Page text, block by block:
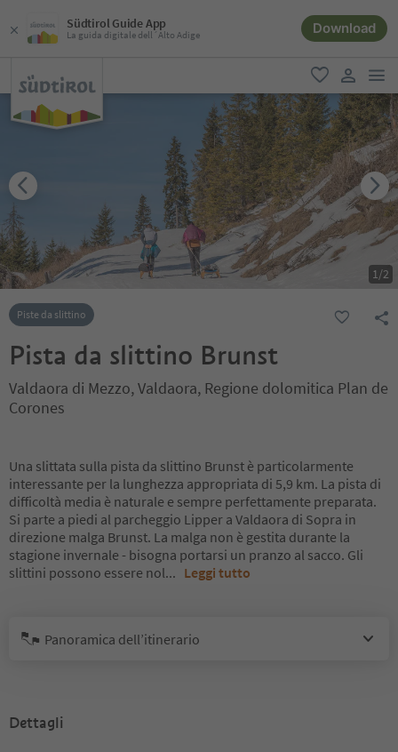
Südtirol Guide App
La guida digitale dell´Alto Adige Download
favoriti
user link
1/2
Piste da slittino
Pista da slittino Brunst
Valdaora di Mezzo, Valdaora, Regione dolomitica Plan de
Corones
Una slittata sulla pista da slittino Brunst è particolarmente
interessante per la lunghezza appropriata di 5,9 km. La pista di
difficoltà media è naturale e sempre perfettamente preparata.
Si parte a piedi al parcheggio Lipper a Valdaora di Sopra in
direzione malga Brunst. La malga non è gestita durante la
stagione invernale - bisogna portarsi un pranzo al sacco. Gli
slittini possono essere nol... Leggi tutto
Panoramica dell’itinerario
Dettagli